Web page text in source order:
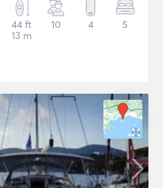
44 ft
13 m
10 4 5